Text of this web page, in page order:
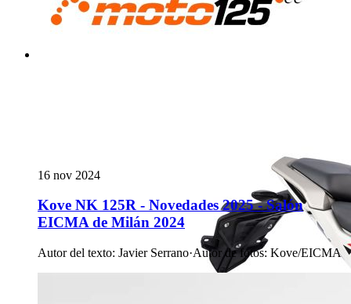
16 nov 2024
Kove NK 125R - Novedades 2025 - Salón
EICMA de Milán 2024
Autor del texto: Javier Serrano·Autor de fotos: Kove/EICMA